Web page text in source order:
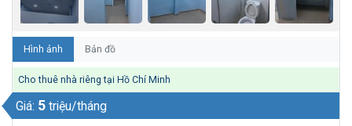
Hình ảnh Bản đồ
Cho thuê nhà riêng tại Hồ Chí Minh
Giá: 5 triệu/tháng